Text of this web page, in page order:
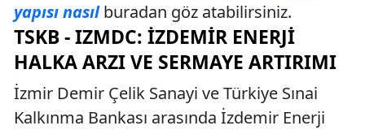
yapısı nasılburadan göz atabilirsiniz.
TSKB - IZMDC: İZDEMIR ENERJI
HALKA ARZI VE SERMAYE ARTIRIMI
İzmir Demir Çelik Sanayi ve Türkiye Sınai
Kalkınma Bankası arasında İzdemir Enerji